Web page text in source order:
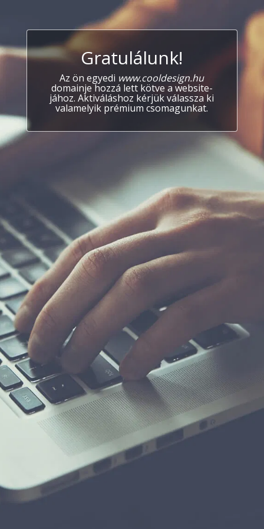
Gratulálunk!
Az ön egyedi www.cooldesign.hu
domainje hozzá lett kötve a website-
jához. Aktiváláshoz kérjük válassza ki
valamelyik prémium csomagunkat.